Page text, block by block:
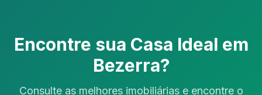
Encontre sua Casa Ideal em
Bezerra?
Consulte as melhores imobiliárias e encontre o